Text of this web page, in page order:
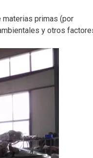
materias primas (por
y otros